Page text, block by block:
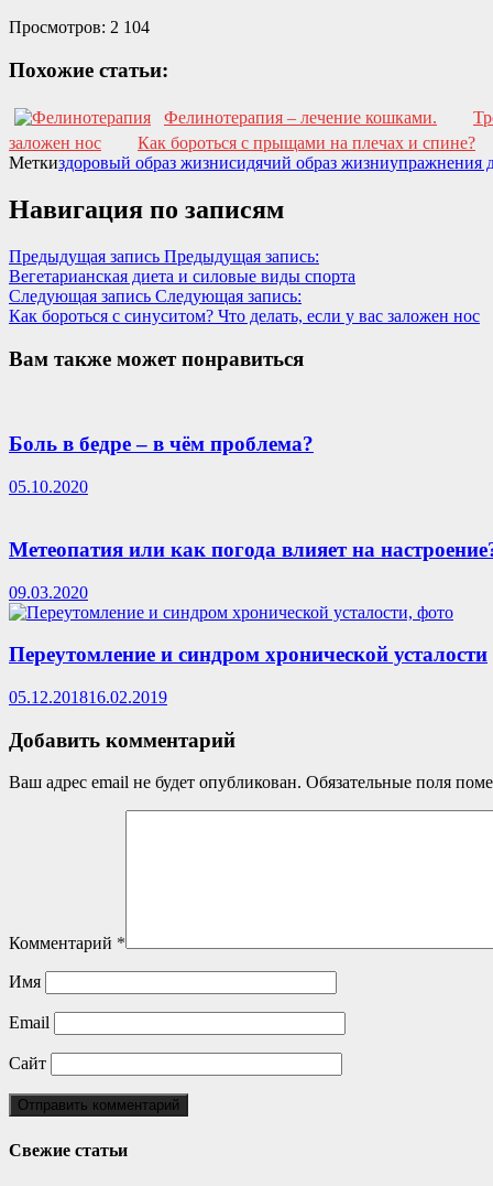
Просмотров: 2 104
Похожие статьи:
Фелинотерапия – лечение кошками.
заложен нос
Как бороться с прыщами на плечах и спине?
Меткиздоровый образ жизнисидячий образ жизниупражнения
Навигация по записям
Предыдущая запись Предыдущая запись:
Вегетарианская диета и силовые виды спорта
Следующая запись Следующая запись:
Как бороться с синуситом? Что делать, если у вас заложен нос
Вам также может понравиться
Боль в бедре – в чём проблема?
05.10.2020
Метеопатия или как погода влияет на
09.03.2020
Переутомление и синдром хронической усталости
05.12.201816.02.2019
Добавить комментарий
Ваш адрес email не будет опубликован. Обязательные поля
Комментарий *
Имя
Email
Сайт
Свежие статьи